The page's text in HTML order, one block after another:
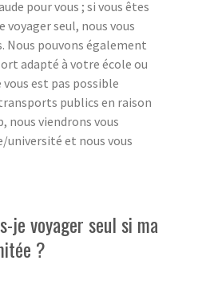
pour vous ; si vous êtes
voyager seul, nous vous
Nous pouvons également
adapté à votre école ou
est pas possible
publics en raison
nous viendrons vous
université et nous vous
je voyager seul si ma
?